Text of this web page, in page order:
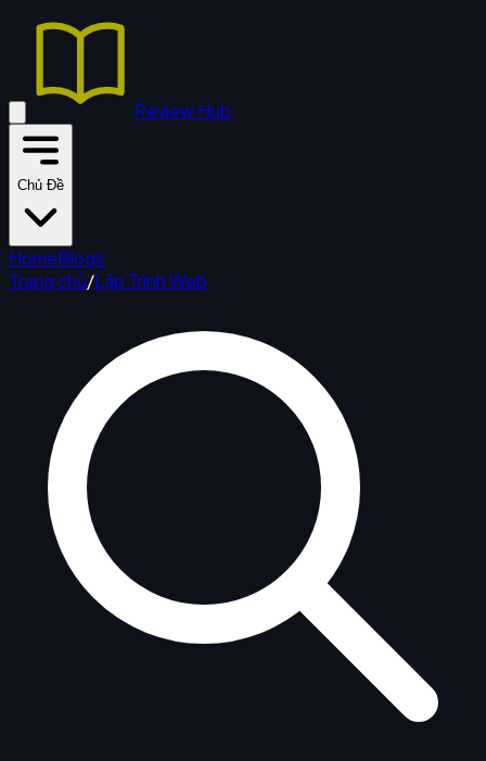
Review Hub
Chủ Đề
HomeBlogs
Trang chủ/Lập Trình Web